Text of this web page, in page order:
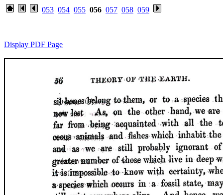
053 054 055 056 057 058 059
Display PDF Page